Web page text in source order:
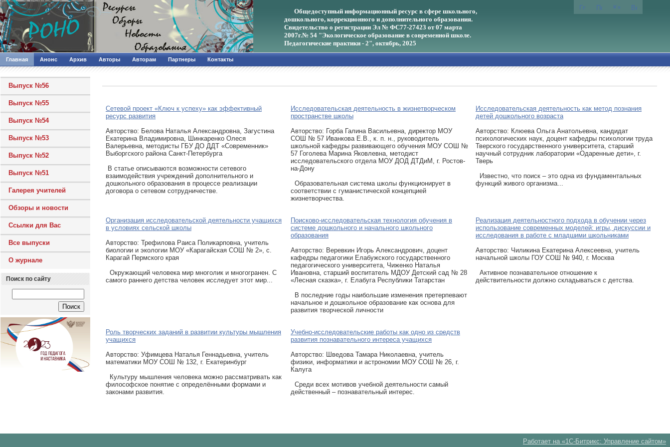
Общедоступный информационный ресурс в сфере школьного,
дошкольного, коррекционного и дополнительного образования.
Свидетельство о регистрации Эл № ФС77-27423 от 07 марта
2007г.№ 54 "Экологическое образование в современной школе.
Педагогические практики - 2", октябрь, 2025
Главная Анонс Архив Авторы Авторам Партнеры Контакты
Выпуск №56
Выпуск №55
Выпуск №54
Выпуск №53
Выпуск №52
Выпуск №51
Галерея учителей
Обзоры и новости
Ссылки для Вас
Все выпуски
О журнале
Поиск по сайту
Сетевой проект «Ключ к успеху» как эффективный
ресурс развития
Авторcтво: Белова Наталья Александровна, Загустина
Екатерина Владимировна, Шинкаренко Олеся
Валерьевна, методисты ГБУ ДО ДДТ «Современник»
Выборгского района Санкт-Петербурга
В статье описываются возможности сетевого
взаимодействия учреждений дополнительного и
дошкольного образования в процессе реализации
договора о сетевом сотрудничестве.
Исследовательская деятельность в жизнетворческом
пространстве школы
Авторcтво: Горба Галина Васильевна, директор МОУ
СОШ № 57 Иванкова Е.В., к. п. н., руководитель
школьной кафедры развивающего обучения МОУ СОШ №
57 Гоголева Марина Яковлевна, методист
исследовательского отдела МОУ ДОД ДТДиМ, г. Ростов-
на-Дону
Образовательная система школы функционирует в
соответствии с гуманистической концепцией
жизнетворчества.
Исследовательская деятельность как метод познания
детей дошкольного возраста
Авторcтво: Клюева Ольга Анатольевна, кандидат
психологических наук, доцент кафедры психологии труда
Тверского государственного университета, старший
научный сотрудник лаборатории «Одаренные дети», г.
Тверь
Известно, что поиск – это одна из фундаментальных
функций живого организма...
Организация исследовательской деятельности учащихся
в условиях сельской школы
Авторcтво: Трефилова Раиса Поликарповна, учитель
биологии и экологии МОУ «Карагайская СОШ № 2», с.
Карагай Пермского края
Окружающий человека мир многолик и многогранен. С
самого раннего детства человек исследует этот мир...
Поисково-исследовательская технология обучения в
системе дошкольного и начального школьного
образования
Авторcтво: Веревкин Игорь Александрович, доцент
кафедры педагогики Елабужского государственного
педагогического университета, Чиженко Наталья
Ивановна, старший воспитатель МДОУ Детский сад № 28
«Лесная сказка», г. Елабуга Республики Татарстан
В последние годы наибольшие изменения претерпевают
начальное и дошкольное образование как основа для
развития творческой личности
Реализация деятельностного подхода в обучении через
использование современных моделей: игры, дискуссии и
исследования в работе с младшими школьниками
Авторcтво: Чиликина Екатерина Алексеевна, учитель
начальной школы ГОУ СОШ № 940, г. Москва
Активное познавательное отношение к
действительности должно складываться с детства.
Роль творческих заданий в развитии культуры мышления
учащихся
Авторcтво: Уфимцева Наталья Геннадьевна, учитель
математики МОУ СОШ № 132, г. Екатеринбург
Культуру мышления человека можно рассматривать как
философское понятие с определёнными формами и
законами развития.
Учебно-исследовательские работы как одно из средств
развития познавательного интереса учащихся
Авторcтво: Шведова Тамара Николаевна, учитель
физики, информатики и астрономии МОУ СОШ № 26, г.
Калуга
Среди всех мотивов учебной деятельности самый
действенный – познавательный интерес.
Работает на «1С-Битрикс: Управление сайтом»